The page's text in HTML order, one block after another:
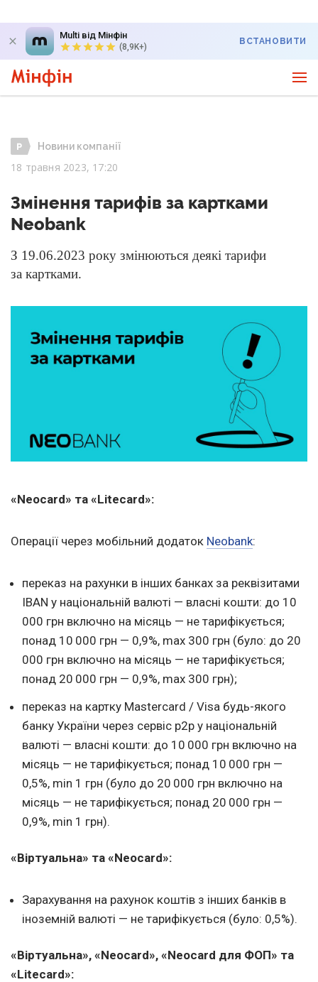
Multi від Мінфін
(8,9K+)
ВСТАНОВИТИ
Новини компанії
18 травня 2023, 17:20
Змінення тарифів за картками
Neobank
З 19.06.2023 року змінюються деякі тарифи
за картками.
«Neocard» та «Litecard»:
Операції через мобільний додаток Neobank:
переказ на рахунки в інших банках за реквізитами
IBAN у національній валюті — власні кошти: до 10
000 грн включно на місяць — не тарифікується;
понад 10 000 грн — 0,9%, max 300 грн (було: до 20
000 грн включно на місяць — не тарифікується;
понад 20 000 грн — 0,9%, max 300 грн);
переказ на картку Masterсard / Visa будь-якого
банку України через сервіс р2р у національній
валюті — власні кошти: до 10 000 грн включно на
місяць — не тарифікується; понад 10 000 грн —
0,5%, min 1 грн (було до 20 000 грн включно на
місяць — не тарифікується; понад 20 000 грн —
0,9%, min 1 грн).
«Віртуальна» та «Neocard»:
Зарахування на рахунок коштів з інших банків в
іноземній валюті — не тарифікується (було: 0,5%).
«Віртуальна», «Neocard», «Neocard для ФОП» та
«Litecard»: